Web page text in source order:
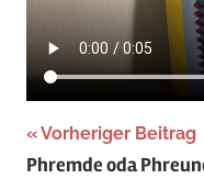
Vorheriger Beitrag
Phremde oda